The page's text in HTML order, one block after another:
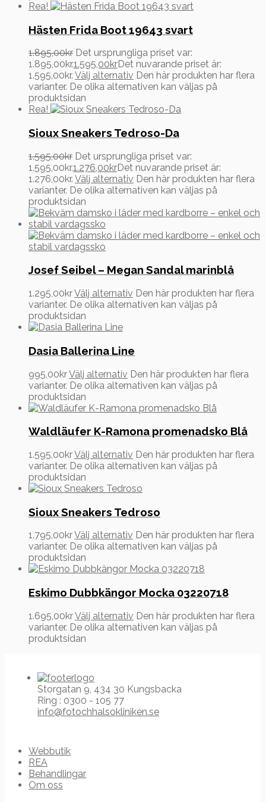
Rea!
Hästen Frida Boot 19643 svart
1.895,00kr Det ursprungliga priset var:
1.895,00kr.1.595,00krDet nuvarande priset är:
1.595,00kr. Välj alternativ Den här produkten har flera
varianter. De olika alternativen kan väljas på
produktsidan
Rea!
Sioux Sneakers Tedroso-Da
1.595,00kr Det ursprungliga priset var:
1.595,00kr.1.276,00krDet nuvarande priset är:
1.276,00kr. Välj alternativ Den här produkten har flera
varianter. De olika alternativen kan väljas på
produktsidan
Josef Seibel – Megan Sandal marinblå
1.295,00krVälj alternativ Den här produkten har flera
varianter. De olika alternativen kan väljas på
produktsidan
Dasia Ballerina Line
995,00krVälj alternativ Den här produkten har flera
varianter. De olika alternativen kan väljas på
produktsidan
Waldläufer K-Ramona promenadsko Blå
1.595,00krVälj alternativ Den här produkten har flera
varianter. De olika alternativen kan väljas på
produktsidan
Sioux Sneakers Tedroso
1.795,00krVälj alternativ Den här produkten har flera
varianter. De olika alternativen kan väljas på
produktsidan
Eskimo Dubbkängor Mocka 03220718
1.695,00krVälj alternativ Den här produkten har flera
varianter. De olika alternativen kan väljas på
produktsidan
Storgatan 9, 434 30 Kungsbacka
Ring : 0300 - 105 77
info@fotochhalsokliniken.se
Webbutik
REA
Behandlingar
Om oss